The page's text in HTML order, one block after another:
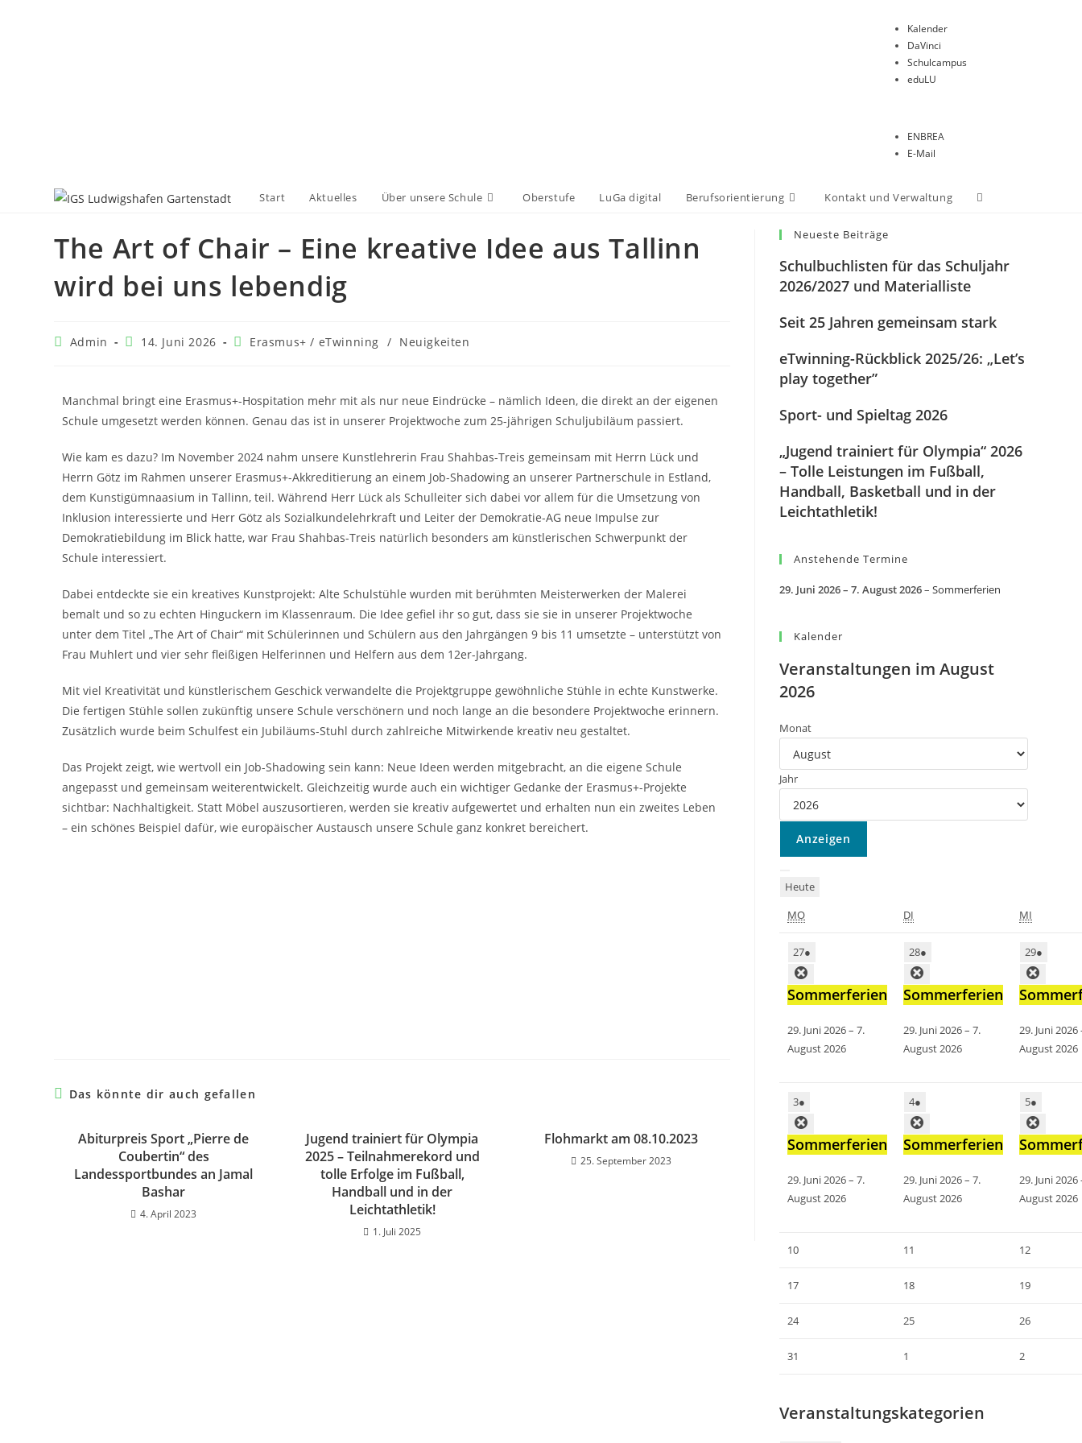
Kalender
DaVinci
Schulcampus
eduLU
ENBREA
E-Mail
Start Aktuelles Über unsere Schule Oberstufe LuGa digital Berufsorientierung Kontakt und Verwaltung
The Art of Chair – Eine kreative Idee aus Tallinn
wird bei uns lebendig
Admin 14. Juni 2026 Erasmus+ / eTwinning / Neuigkeiten
Manchmal bringt eine Erasmus+-Hospitation mehr mit als nur neue Eindrücke – nämlich Ideen, die direkt an der eigenen
Schule umgesetzt werden können. Genau das ist in unserer Projektwoche zum 25-jährigen Schuljubiläum passiert.
Wie kam es dazu? Im November 2024 nahm unsere Kunstlehrerin Frau Shahbas-Treis gemeinsam mit Herrn Lück und
Herrn Götz im Rahmen unserer Erasmus+-Akkreditierung an einem Job-Shadowing an unserer Partnerschule in Estland,
dem Kunstigümnaasium in Tallinn, teil. Während Herr Lück als Schulleiter sich dabei vor allem für die Umsetzung von
Inklusion interessierte und Herr Götz als Sozialkundelehrkraft und Leiter der Demokratie-AG neue Impulse zur
Demokratiebildung im Blick hatte, war Frau Shahbas-Treis natürlich besonders am künstlerischen Schwerpunkt der
Schule interessiert.
Dabei entdeckte sie ein kreatives Kunstprojekt: Alte Schulstühle wurden mit berühmten Meisterwerken der Malerei
bemalt und so zu echten Hinguckern im Klassenraum. Die Idee gefiel ihr so gut, dass sie sie in unserer Projektwoche
unter dem Titel „The Art of Chair“ mit Schülerinnen und Schülern aus den Jahrgängen 9 bis 11 umsetzte – unterstützt von
Frau Muhlert und vier sehr fleißigen Helferinnen und Helfern aus dem 12er-Jahrgang.
Mit viel Kreativität und künstlerischem Geschick verwandelte die Projektgruppe gewöhnliche Stühle in echte Kunstwerke.
Die fertigen Stühle sollen zukünftig unsere Schule verschönern und noch lange an die besondere Projektwoche erinnern.
Zusätzlich wurde beim Schulfest ein Jubiläums-Stuhl durch zahlreiche Mitwirkende kreativ neu gestaltet.
Das Projekt zeigt, wie wertvoll ein Job-Shadowing sein kann: Neue Ideen werden mitgebracht, an die eigene Schule
angepasst und gemeinsam weiterentwickelt. Gleichzeitig wurde auch ein wichtiger Gedanke der Erasmus+-Projekte
sichtbar: Nachhaltigkeit. Statt Möbel auszusortieren, werden sie kreativ aufgewertet und erhalten nun ein zweites Leben
– ein schönes Beispiel dafür, wie europäischer Austausch unsere Schule ganz konkret bereichert.
Das könnte dir auch gefallen
Abiturpreis Sport „Pierre de
Coubertin“ des
Landessportbundes an Jamal
Bashar
4. April 2023
Jugend trainiert für Olympia
2025 – Teilnahmerekord und
tolle Erfolge im Fußball,
Handball und in der
Leichtathletik!
1. Juli 2025
Flohmarkt am 08.10.2023
25. September 2023
Neueste Beiträge
Schulbuchlisten für das Schuljahr
2026/2027 und Materialliste
Seit 25 Jahren gemeinsam stark
eTwinning-Rückblick 2025/26: „Let’s
play together”
Sport- und Spieltag 2026
„Jugend trainiert für Olympia“ 2026
– Tolle Leistungen im Fußball,
Handball, Basketball und in der
Leichtathletik!
Anstehende Termine
29. Juni 2026– 7. August 2026–Sommerferien
Kalender
Veranstaltungen im August
2026
Monat
Jahr
Heute
MO
DI MI
27●
Sommerferien
29. Juni 2026–7.
August 2026
28●
Sommerferien
29. Juni 2026–7.
August 2026
29●
29. Juni 2026
August 2026
3●
Sommerferien
29. Juni 2026–7.
August 2026
4●
Sommerferien
29. Juni 2026–7.
August 2026
5●
29. Juni 2026
August 2026
10 11 12
17 18 19
24 25 26
31 1 2
Veranstaltungskategorien